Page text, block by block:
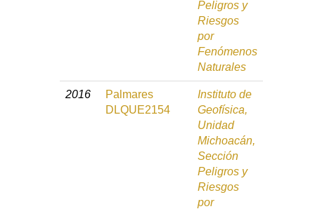
Peligros y
Riesgos
por
Fenómenos
Naturales
2016
Palmares
DLQUE2154
Instituto de
Geofísica,
Unidad
Michoacán,
Sección
Peligros y
Riesgos
por